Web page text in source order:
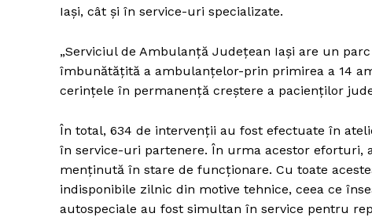
Iași, cât și în service-uri specializate.
„Serviciul de Ambulanță Judeţean Iaşi are un
îmbunătățită a ambulanțelor-prin primirea a 14
cerinţele în permanență creştere a pacienților
În total, 634 de intervenții au fost efectuate în
în service-uri partenere. În urma acestor eforturi,
menținută în stare de funcționare. Cu toate
indisponibile zilnic din motive tehnice, ceea ce
autospeciale au fost simultan în service pentru